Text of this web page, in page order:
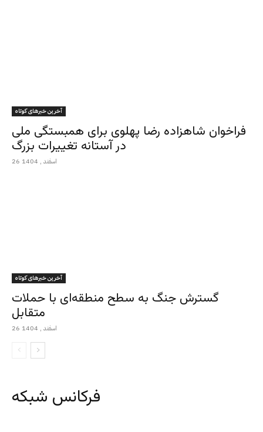
آخرین خبرهای کوتاه
فراخوان شاهزاده رضا پهلوی برای همبستگی ملی
در آستانه تغییرات بزرگ
26 اسفند , 1404
آخرین خبرهای کوتاه
گسترش جنگ به سطح منطقه‌ای با حملات
متقابل
26 اسفند , 1404
فرکانس شبکه